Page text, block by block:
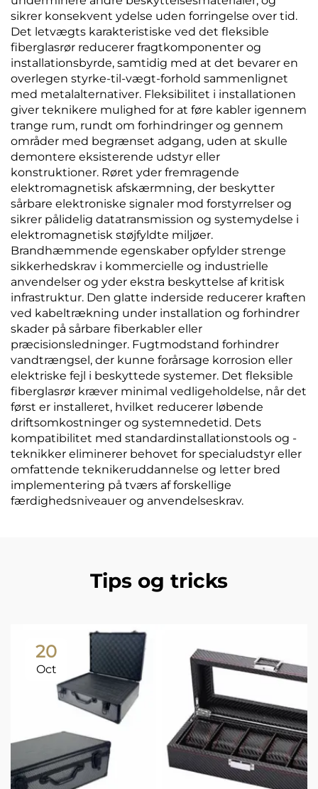
sikrer konsekvent ydelse uden forringelse over tid.
Det letvægts karakteristiske ved det fleksible
fiberglasrør reducerer fragtkomponenter og
installationsbyrde, samtidig med at det bevarer en
overlegen styrke-til-vægt-forhold sammenlignet
med metalalternativer. Fleksibilitet i installationen
giver teknikere mulighed for at føre kabler igennem
trange rum, rundt om forhindringer og gennem
områder med begrænset adgang, uden at skulle
demontere eksisterende udstyr eller
konstruktioner. Røret yder fremragende
elektromagnetisk afskærmning, der beskytter
sårbare elektroniske signaler mod forstyrrelser og
sikrer pålidelig datatransmission og systemydelse i
elektromagnetisk støjfyldte miljøer.
Brandhæmmende egenskaber opfylder strenge
sikkerhedskrav i kommercielle og industrielle
anvendelser og yder ekstra beskyttelse af kritisk
infrastruktur. Den glatte inderside reducerer kraften
ved kabeltrækning under installation og forhindrer
skader på sårbare fiberkabler eller
præcisionsledninger. Fugtmodstand forhindrer
vandtrængsel, der kunne forårsage korrosion eller
elektriske fejl i beskyttede systemer. Det fleksible
fiberglasrør kræver minimal vedligeholdelse, når det
først er installeret, hvilket reducerer løbende
driftsomkostninger og systemnedetid. Dets
kompatibilitet med standardinstallationstools og -
teknikker eliminerer behovet for specialudstyr eller
omfattende teknikeruddannelse og letter bred
implementering på tværs af forskellige
færdighedsniveauer og anvendelseskrav.
Tips og tricks
20
Oct